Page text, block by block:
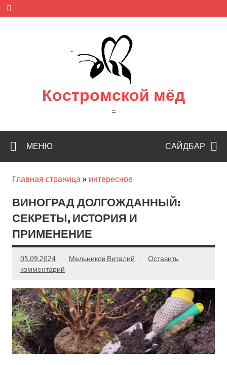
Skip
content
Костромской мёд
=
САЙДБАР
МЕНЮ
Главная страница » интересное
ВИНОГРАД ДОЛГОЖДАННЫЙ:
СЕКРЕТЫ, ИСТОРИЯ И
ПРИМЕНЕНИЕ
05.09.2024 Мельников Виталий
Оставить
комментарий